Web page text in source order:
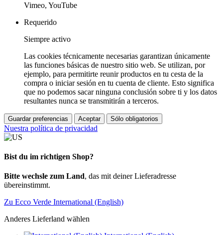
Vimeo, YouTube
Requerido
Siempre activo
Las cookies técnicamente necesarias garantizan únicamente
las funciones básicas de nuestro sitio web. Se utilizan, por
ejemplo, para permitirte reunir productos en tu cesta de la
compra o iniciar sesión en tu cuenta de cliente. Esto significa
que no podemos sacar ninguna conclusión sobre ti y los datos
resultantes nunca se transmitirán a terceros.
Guardar preferencias Aceptar Sólo obligatorios
Nuestra política de privacidad
Bist du im richtigen Shop?
Bitte wechsle zum Land, das mit deiner Lieferadresse
übereinstimmt.
Zu Ecco Verde International (English)
Anderes Lieferland wählen